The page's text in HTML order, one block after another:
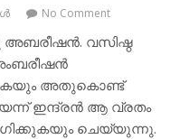
No Comment
അബരീഷന്‍. വസിഷ്ഠ
അതുകൊണ്ട്
ഇന്ദ്രന്‍ ആ വ്രതം
ചെയ്യുന്നു.